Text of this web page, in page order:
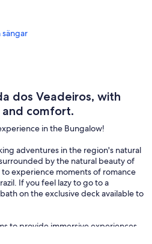
sängar
dos Veadeiros, with
comfort.
in the Bungalow!
adventures in the region's natural
by the natural beauty of
experience moments of romance
If you feel lazy to go to a
on the exclusive deck available to
to provide immersive experiences